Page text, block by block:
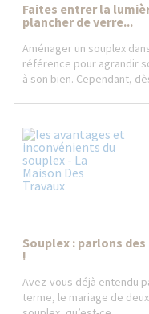
Faites entrer la
plancher de verre...
Aménager un souplex
référence pour agrandir
à son bien. Cependant,
Souplex : parlons
!
Avez-vous déjà entendu
terme, le mariage de